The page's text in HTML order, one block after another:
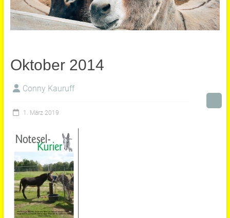
Oktober 2014
Conny Kauruff
1. März 2019